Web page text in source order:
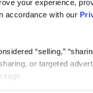
your experience,
accordance with our
“selling,”
or targeted